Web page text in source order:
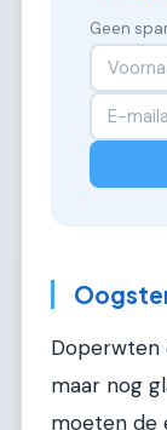
Geen
Doperwten
maar nog
moeten de